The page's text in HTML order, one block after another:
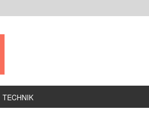
TECHNIK